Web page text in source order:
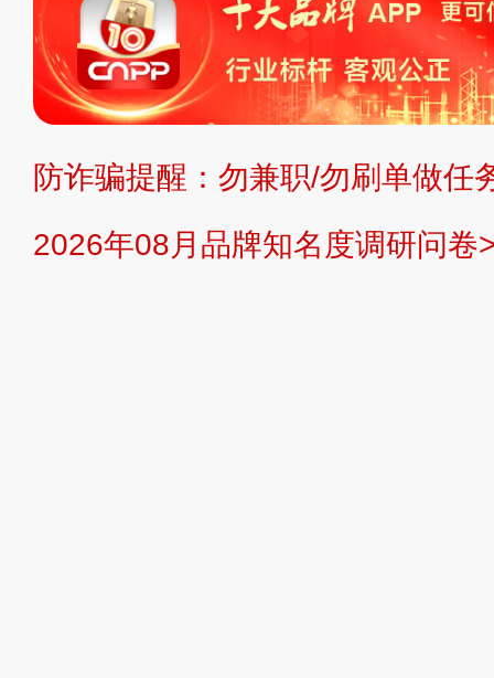
复制、转载、商用。本站不生产产
不代理、不招商、不提供中介服务。
持投资购买的观点或意见，页面信息
提交说明： 快速提交发布>> 提交品
防诈骗提醒：勿兼职/勿刷单做任
2026年08月品牌知名度调研问卷